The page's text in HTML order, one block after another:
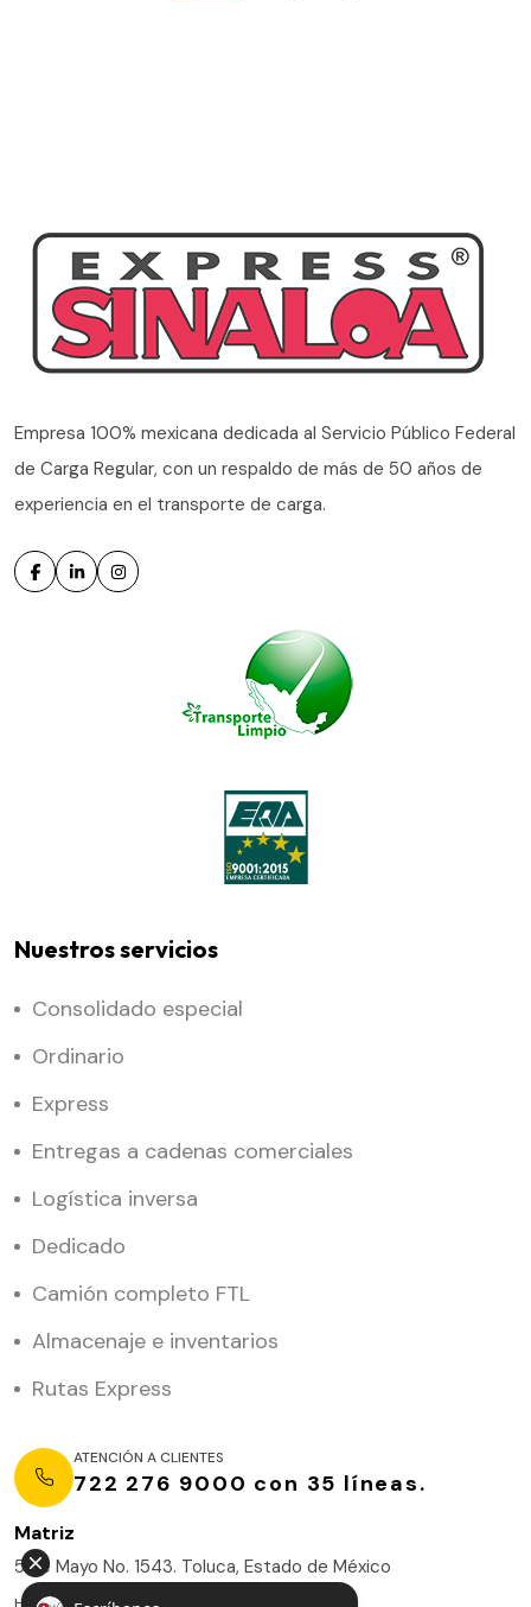
Empresa 100% mexicana dedicada al Servicio Público Federal
de Carga Regular, con un respaldo de más de 50 años de
experiencia en el transporte de carga.
Nuestros servicios
Consolidado especial
Ordinario
Express
Entregas a cadenas comerciales
Logística inversa
Dedicado
Camión completo FTL
Almacenaje e inventarios
Rutas Express
ATENCIÓN A CLIENTES
722 276 9000 con 35 líneas.
Matriz
5 de Mayo No. 1543. Toluca, Estado de México